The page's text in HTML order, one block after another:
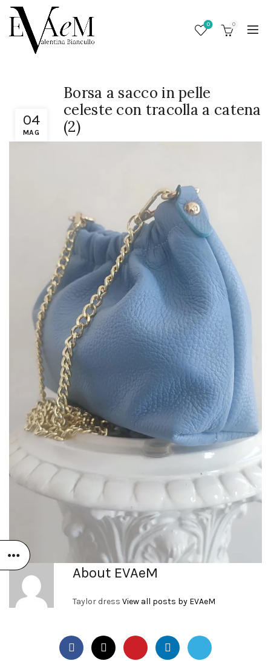
0 0
04
MAG
Borsa a sacco in pelle
celeste con tracolla a catena
(2)
About EVAeM
Taylor dress View all posts by EVAeM